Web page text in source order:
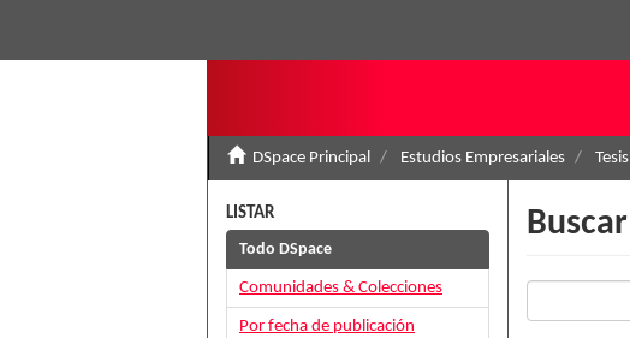
DSpace Principal Estudios Empresariales Tesis
Buscar
LISTAR
Todo DSpace
Comunidades & Colecciones
Por fecha de publicación